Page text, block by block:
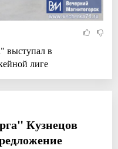
выступал в
лиге
Кузнецов